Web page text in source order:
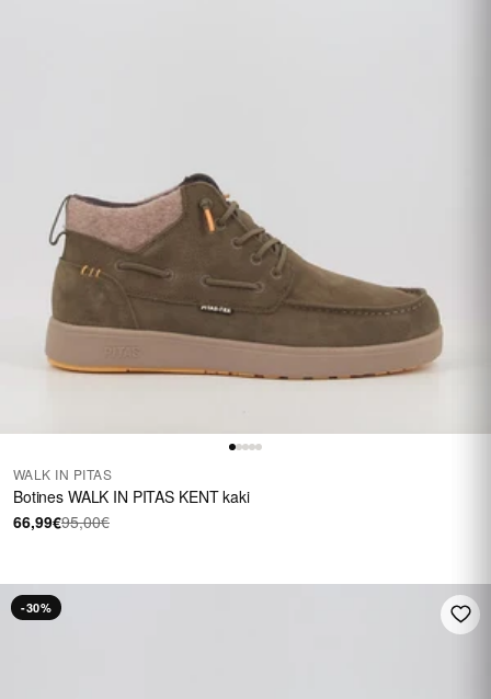
WALK IN PITAS
Botines WALK IN PITAS KENT kaki
66,99€95,00€
-30%